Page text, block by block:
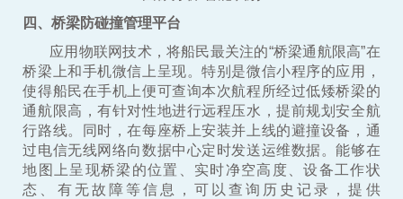
四、桥梁防碰撞管理平台
应用物联网技术，将船民最关注的“桥梁通航限高”在
桥梁上和手机微信上呈现。特别是微信小程序的应用，
使得船民在手机上便可查询本次航程所经过低矮桥梁的
通航限高，有针对性地进行远程压水，提前规划安全航
行路线。同时，在每座桥上安装并上线的避撞设备，通
过电信无线网络向数据中心定时发送运维数据。能够在
地图上呈现桥梁的位置、实时净空高度、设备工作状
态、有无故障等信息，可以查询历史记录，提供